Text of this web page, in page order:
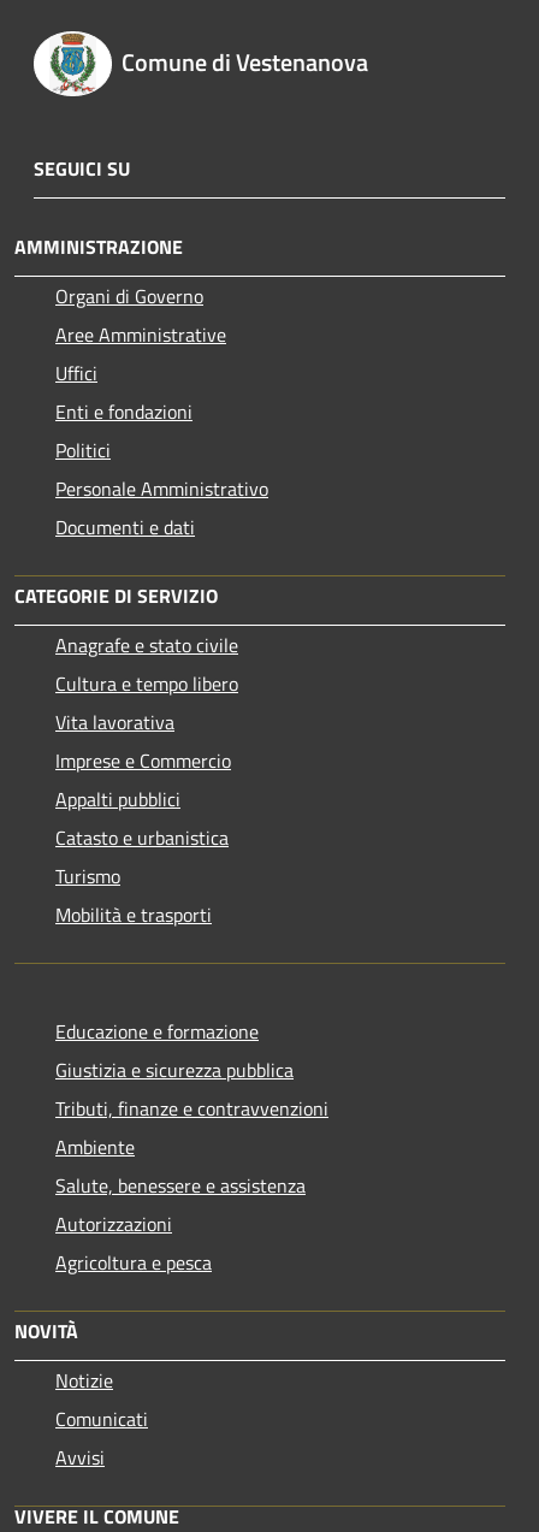
Comune di Vestenanova
SEGUICI SU
AMMINISTRAZIONE
Organi di Governo
Aree Amministrative
Uffici
Enti e fondazioni
Politici
Personale Amministrativo
Documenti e dati
CATEGORIE DI SERVIZIO
Anagrafe e stato civile
Cultura e tempo libero
Vita lavorativa
Imprese e Commercio
Appalti pubblici
Catasto e urbanistica
Turismo
Mobilità e trasporti
Educazione e formazione
Giustizia e sicurezza pubblica
Tributi, finanze e contravvenzioni
Ambiente
Salute, benessere e assistenza
Autorizzazioni
Agricoltura e pesca
NOVITÀ
Notizie
Comunicati
Avvisi
VIVERE IL COMUNE